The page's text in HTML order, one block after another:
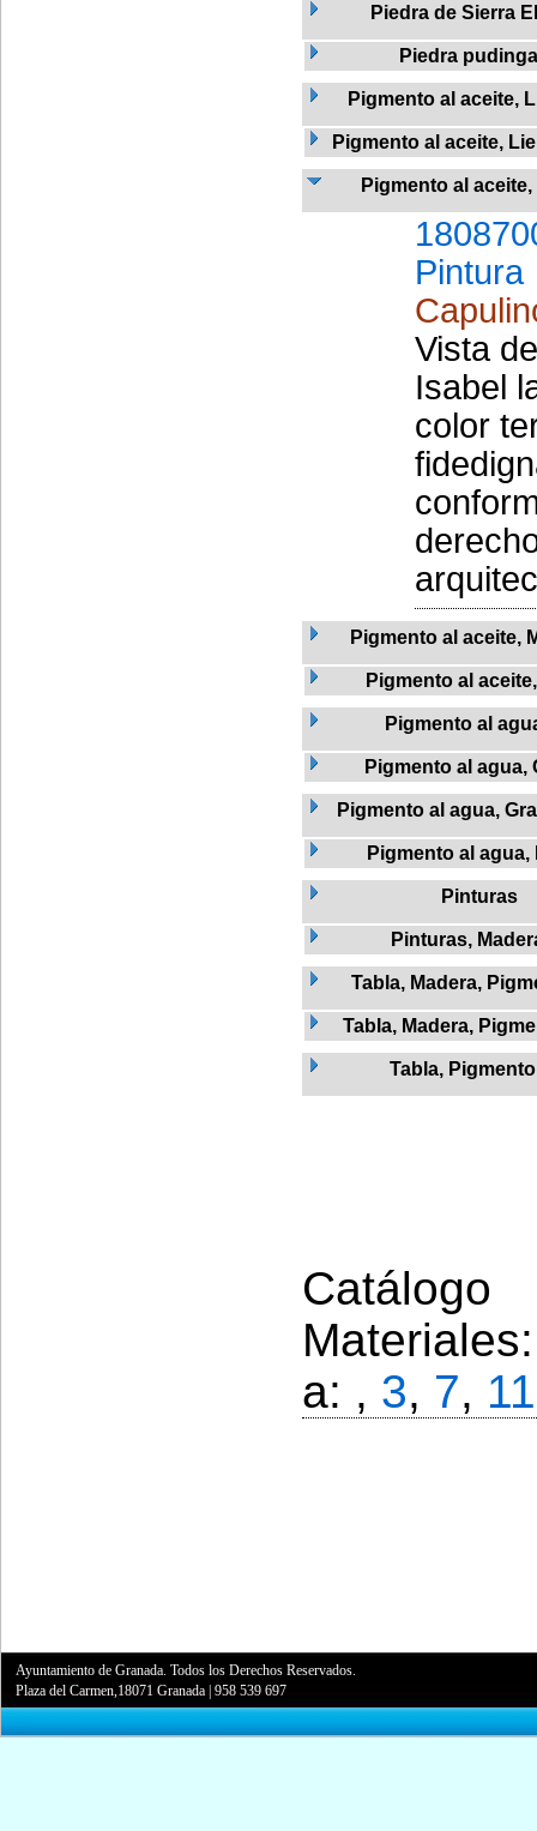
Piedra de Sierra
Piedra pudinga
Pigmento al aceite,
Pigmento al aceite,
Pigmento al aceite,
Pintura
Vista
Isabel
color
Pigmento al aceite,
Pigmento al
Pigmento al
Pigmento al agua,
Pigmento al agua,
Pigmento al agua,
Pinturas
Pinturas,
Tabla, Madera,
Tabla, Madera,
Tabla, Pigmento
a: , 3, 7, 11
Ayuntamiento de Granada. Todos los Derechos Reservados.
Plaza del Carmen,18071 Granada |958 539 697